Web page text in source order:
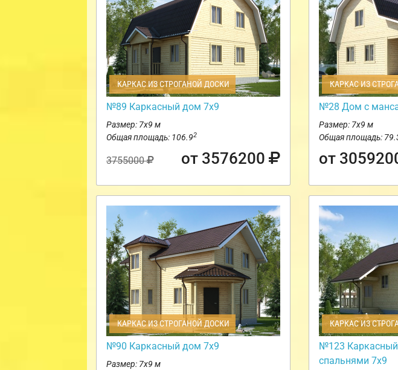
КАРКАС ИЗ СТРОГАНОЙ ДОСКИ
№89 Каркасный дом 7х9
Размер: 7х9 м
Общая площадь: 106.92
3755000 от 3576200
КАРКАС ИЗ
№28 Дом с
Размер: 7х9 м
Общая площадь:
от
КАРКАС ИЗ СТРОГАНОЙ ДОСКИ
№90 Каркасный дом 7х9
Размер: 7х9 м
КАРКАС ИЗ
№123
спальнями 7х9